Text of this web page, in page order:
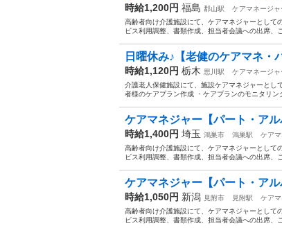
時給1,200円 福島 郡山駅
ケアマネージャ
高齢者向け介護施設にて、ケアマネジャーとして
ビス利用調整、書類作成、担当者会議への出席、
日曜休み♪【老健のケアマネ
時給1,120円 栃木 思川駅
ケアマネージャ
介護老人保健施設にて、施設ケアマネジャーとし
者様のケアプラン作成 ・ケアプランのモニタリ
ケアマネジャー【パート・ア
時給1,400円 埼玉 鴻巣市 鴻巣駅
ケア
高齢者向け介護施設にて、ケアマネジャーとして
ビス利用調整、書類作成、担当者会議への出席、
ケアマネジャー【パート・ア
時給1,050円 新潟 見附市 見附駅
ケア
高齢者向け介護施設にて、ケアマネジャーとして
ビス利用調整、書類作成、担当者会議への出席、